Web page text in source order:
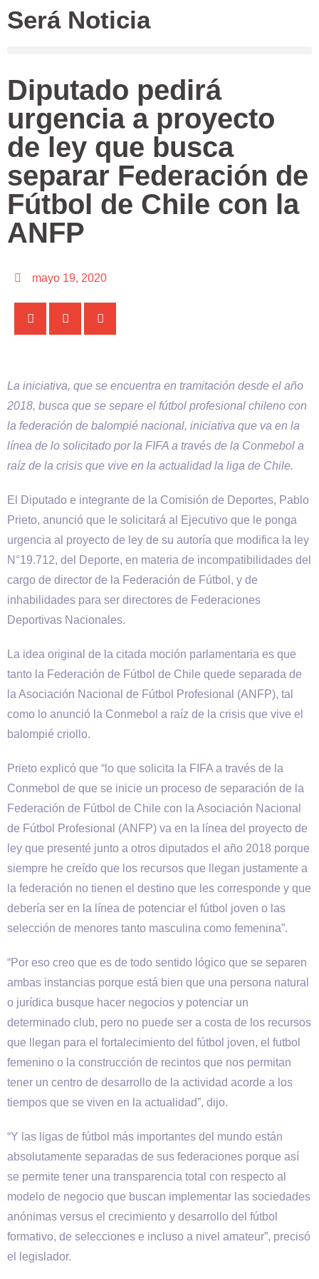
Será Noticia
Diputado pedirá
urgencia a proyecto
de ley que busca
separar Federación de
Fútbol de Chile con la
ANFP
mayo 19, 2020
La iniciativa, que se encuentra en tramitación desde el año
2018, busca que se separe el fútbol profesional chileno con
la federación de balompié nacional, iniciativa que va en la
línea de lo solicitado por la FIFA a través de la Conmebol a
raíz de la crisis que vive en la actualidad la liga de Chile.
El Diputado e integrante de la Comisión de Deportes, Pablo
Prieto, anunció que le solicitará al Ejecutivo que le ponga
urgencia al proyecto de ley de su autoría que modifica la ley
N°19.712, del Deporte, en materia de incompatibilidades del
cargo de director de la Federación de Fútbol, y de
inhabilidades para ser directores de Federaciones
Deportivas Nacionales.
La idea original de la citada moción parlamentaria es que
tanto la Federación de Fútbol de Chile quede separada de
la Asociación Nacional de Fútbol Profesional (ANFP), tal
como lo anunció la Conmebol a raíz de la crisis que vive el
balompié criollo.
Prieto explicó que “lo que solicita la FIFA a través de la
Conmebol de que se inicie un proceso de separación de la
Federación de Fútbol de Chile con la Asociación Nacional
de Fútbol Profesional (ANFP) va en la línea del proyecto de
ley que presenté junto a otros diputados el año 2018 porque
siempre he creído que los recursos que llegan justamente a
la federación no tienen el destino que les corresponde y que
debería ser en la línea de potenciar el fútbol joven o las
selección de menores tanto masculina como femenina”.
“Por eso creo que es de todo sentido lógico que se separen
ambas instancias porque está bien que una persona natural
o jurídica busque hacer negocios y potenciar un
determinado club, pero no puede ser a costa de los recursos
que llegan para el fortalecimiento del fútbol joven, el futbol
femenino o la construcción de recintos que nos permitan
tener un centro de desarrollo de la actividad acorde a los
tiempos que se viven en la actualidad”, dijo.
“Y las ligas de fútbol más importantes del mundo están
absolutamente separadas de sus federaciones porque así
se permite tener una transparencia total con respecto al
modelo de negocio que buscan implementar las sociedades
anónimas versus el crecimiento y desarrollo del fútbol
formativo, de selecciones e incluso a nivel amateur”, precisó
el legislador.